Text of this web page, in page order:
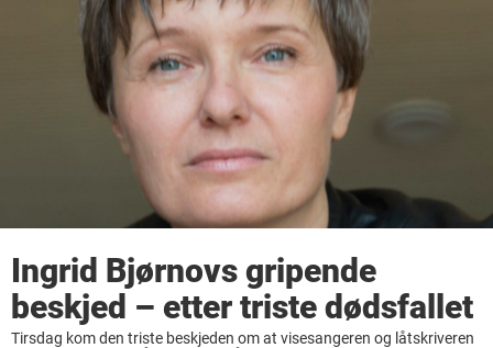
Ingrid Bjørnovs gripende
beskjed – etter triste dødsfallet
Tirsdag kom den triste beskjeden om at visesangeren og låtskriveren